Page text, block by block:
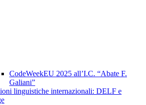
CodeWeekEU 2025 all’I.C. “Abate F.
Galiani”
linguistiche internazionali: DELF e